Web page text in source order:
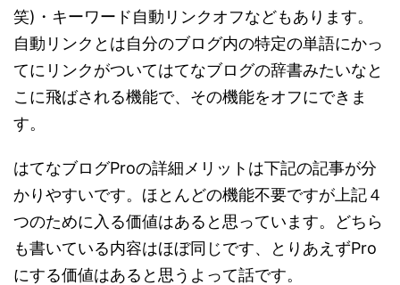
笑)・キーワード自動リンクオフなどもあります。
自動リンクとは自分のブログ内の特定の単語にかっ
てにリンクがついてはてなブログの辞書みたいなと
こに飛ばされる機能で、その機能をオフにできま
す。
はてなブログProの詳細メリットは下記の記事が分
かりやすいです。ほとんどの機能不要ですが上記４
つのために入る価値はあると思っています。どちら
も書いている内容はほぼ同じです、とりあえずPro
にする価値はあると思うよって話です。